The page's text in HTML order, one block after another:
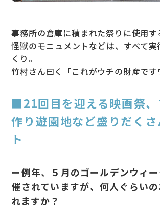
事務所の倉庫に積まれた祭りに使用
怪獣のモニュメントなどは、すべて
くり。
竹村さん曰く「これがウチの財産です
■21回目を迎える映画祭
作り遊園地など盛りだく
ト
ー例年、５月のゴールデンウィ
催されていますが、何人ぐらい
れますか？